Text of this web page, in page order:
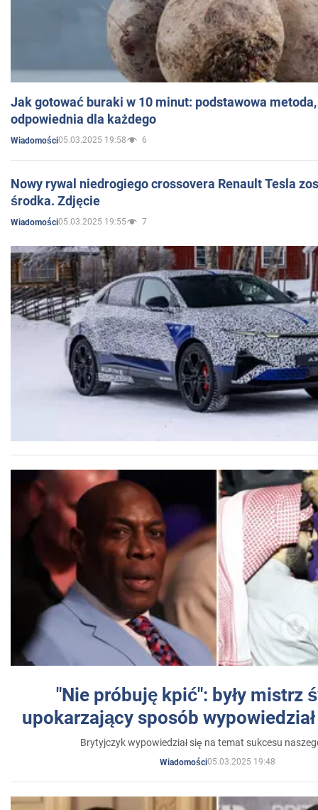
Jak gotować buraki w 10 minut: podstawowa
odpowiednia dla każdego
Wiadomości05.03.2025 19:58 6
Nowy rywal niedrogiego crossovera Renault Tesla
środka. Zdjęcie
Wiadomości05.03.2025 19:55 7
"Nie próbuję kpić": były mistrz
upokarzający sposób
Brytyjczyk wypowiedział się na temat sukcesu
Wiadomości05.03.2025 19:48